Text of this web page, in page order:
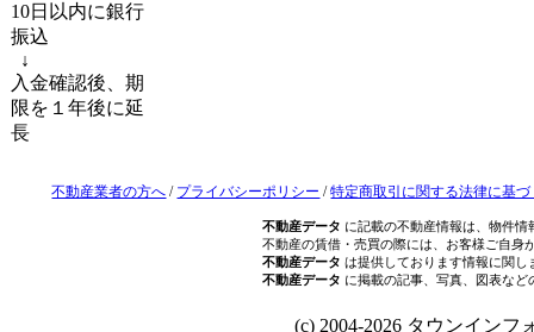
10日以内に銀行
振込
↓
入金確認後、期
限を１年後に延
長
不動産業者の方へ / プライバシーポリシー /特定商取引に関する法律に基
不動産データ に記載の不動産情報は、物件
不動産の賃借・売買の際には、お客様ご自身
不動産データ は提供しております情報に関し
不動産データ に掲載の記事、写真、図表な
(c) 2004-2026 タウンインフ